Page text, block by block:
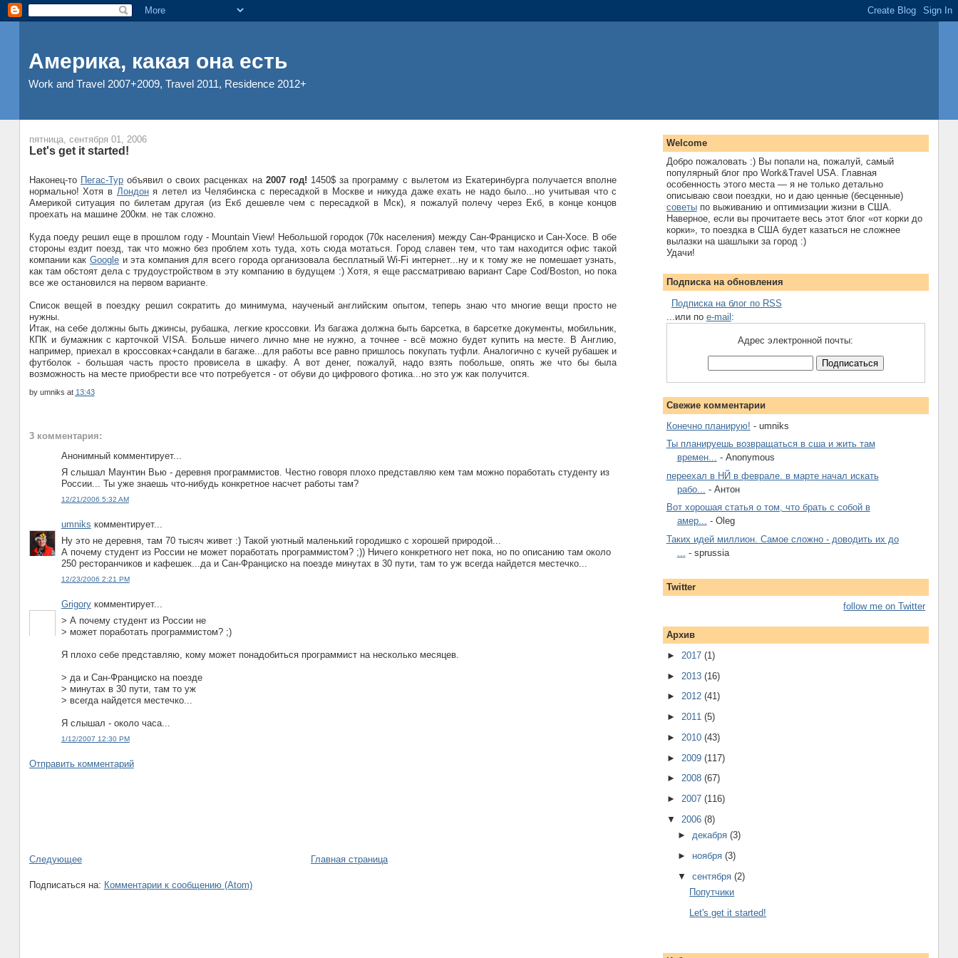
Америка, какая она есть
Work and Travel 2007+2009, Travel 2011, Residence 2012+
пятница, сентября 01, 2006
Let's get it started!
Наконец-то Пегас-Туробъявил о своих расценках на 2007 год! 1450$ за программу с вылетом из Екатеринбурга получается вполне
нормально! Хотя в Лондоня летел из Челябинска с пересадкой в Москве и никуда даже ехать не надо было...но учитывая что с
Америкой ситуация по билетам другая (из Екб дешевле чем с пересадкой в Мск), я пожалуй полечу через Екб, в конце концов
проехать на машине 200км. не так сложно.
Куда поеду решил еще в прошлом году - Mountain View! Небольшой городок (70к населения) между Сан-Франциско и Сан-Хосе. В обе
стороны ездит поезд, так что можно без проблем хоть туда, хоть сюда мотаться. Город славен тем, что там находится офис такой
компании как Googleи эта компания для всего города организовала бесплатный Wi-Fi интернет...ну и к тому же не помешает узнать,
как там обстоят дела с трудоустройством в эту компанию в будущем :) Хотя, я еще рассматриваю вариант Cape Cod/Boston, но пока
все же остановился на первом варианте.
Список вещей в поездку решил сократить до минимума, наученый английским опытом, теперь знаю что многие вещи просто не
нужны.
Итак, на себе должны быть джинсы, рубашка, легкие кроссовки. Из багажа должна быть барсетка, в барсетке документы, мобильник,
КПК и бумажник с карточкой VISA. Больше ничего лично мне не нужно, а точнее - всё можно будет купить на месте. В Англию,
например, приехал в кроссовках+сандали в багаже...для работы все равно пришлось покупать туфли. Аналогично с кучей рубашек и
футболок - большая часть просто провисела в шкафу. А вот денег, пожалуй, надо взять побольше, опять же что бы была
возможность на месте приобрести все что потребуется - от обуви до цифрового фотика...но это уж как получится.
by umniks at 13:43
3 комментария:
Анонимный комментирует...
Я слышал Маунтин Вью - деревня программистов. Честно говоря плохо представляю кем там можно поработать студенту из
России... Ты уже знаешь что-нибудь конкретное насчет работы там?
12/21/2006 5:32 AM
umniks комментирует...
Ну это не деревня, там 70 тысяч живет :) Такой уютный маленький городишко с хорошей природой...
А почему студент из России не может поработать программистом? ;)) Ничего конкретного нет пока, но по описанию там около
250 ресторанчиков и кафешек...да и Сан-Франциско на поезде минутах в 30 пути, там то уж всегда найдется местечко...
12/23/2006 2:21 PM
Grigoryкомментирует...
> А почему студент из России не
> может поработать программистом? ;)
Я плохо себе представляю, кому может понадобиться программист на несколько месяцев.
> да и Сан-Франциско на поезде
> минутах в 30 пути, там то уж
> всегда найдется местечко...
Я слышал - около часа...
1/12/2007 12:30 PM
Отправить комментарий
Следующее Главная страница
Подписаться на: Комментарии к сообщению (Atom)
Welcome
Добро пожаловать :) Вы попали на, пожалуй, самый
популярный блог про Work&Travel USA. Главная
особенность этого места — я не только детально
описываю свои поездки, но и даю ценные (бесценные)
советыпо выживанию и оптимизации жизни в США.
Наверное, если вы прочитаете весь этот блог «от корки до
корки», то поездка в США будет казаться не сложнее
вылазки на шашлыки за город :)
Удачи!
Подписка на обновления
Подписка на блог по RSS
...или по e-mail:
Адрес электронной почты:
Свежие комментарии
Конечно планирую! - umniks
Ты планируешь возвращаться в сша и жить там
времен... - Anonymous
переехал в НЙ в феврале. в марте начал искать
рабо...
- Антон
Вот хорошая статья о том, что брать с собой в
амер... - Oleg
Таких идей миллион. Самое сложно - доводить их до
- sprussia
Twitter
follow me on Twitter
Архив
► 2017 (1)
► 2013 (16)
► 2012 (41)
► 2011 (5)
► 2010 (43)
► 2009 (117)
► 2008 (67)
► 2007 (116)
▼ 2006 (8)
►декабря(3)
► ноября(3)
▼сентября(2)
Попутчики
Let's get it started!